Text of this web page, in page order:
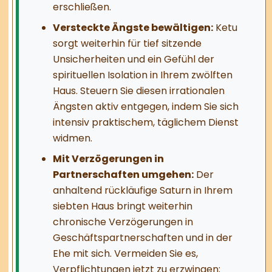
erschließen.
Versteckte Ängste bewältigen: Ketu
sorgt weiterhin für tief sitzende
Unsicherheiten und ein Gefühl der
spirituellen Isolation in Ihrem zwölften
Haus. Steuern Sie diesen irrationalen
Ängsten aktiv entgegen, indem Sie sich
intensiv praktischem, täglichem Dienst
widmen.
Mit Verzögerungen in
Partnerschaften umgehen: Der
anhaltend rückläufige Saturn in Ihrem
siebten Haus bringt weiterhin
chronische Verzögerungen in
Geschäftspartnerschaften und in der
Ehe mit sich. Vermeiden Sie es,